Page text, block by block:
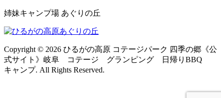
姉妹キャンプ場 あぐりの丘
Copyright © 2026 ひるがの高原 コテージパーク 四季の郷《公
式サイト》岐阜 コテージ グランピング 日帰りBBQ
キャンプ. All Rights Reserved.